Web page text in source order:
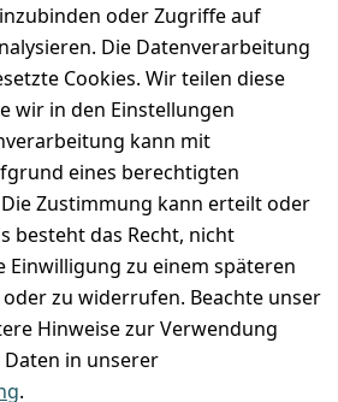
oder Zugriffe auf
Die Datenverarbeitung
Cookies. Wir teilen diese
wir in den Einstellungen
kann mit
eines berechtigten
Zustimmung kann erteilt oder
besteht das Recht, nicht
Einwilligung zu einem späteren
zu widerrufen. Beachte unser
Hinweise zur Verwendung
in unserer
.
VORKASSE RECHNUNG